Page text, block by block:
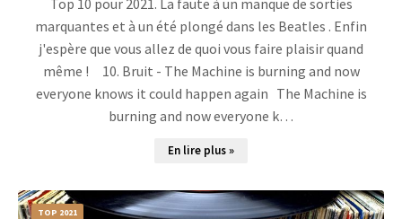
Top 10 pour 2021. La faute à un manque de sorties
marquantes et à un été plongé dans les Beatles . Enfin
j'espère que vous allez de quoi vous faire plaisir quand
même ! 10. Bruit - The Machine is burning and now
everyone knows it could happen again The Machine is
burning and now everyone k…
En lire plus »
TOP 2021